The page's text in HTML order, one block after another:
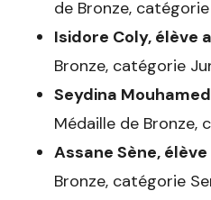
de Bronze,
Isidore Coly, élève
Bronze, catégorie
Seydina
Médaille de Bronze,
Assane Sène, élève
Bronze, catégorie